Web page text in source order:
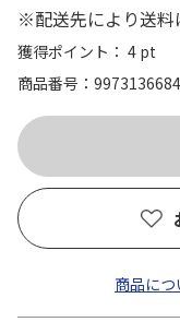
※配送先により送料
獲得ポイント： 4 pt
商品番号
9973136684
商品に